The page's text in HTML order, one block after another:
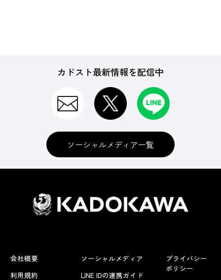
カドスト最新情報を配信中
ソーシャルメディア一覧
会社概要
利用規約
ソーシャルメディア
LINE IDの連携ガイド
プライバシー
ポリシー